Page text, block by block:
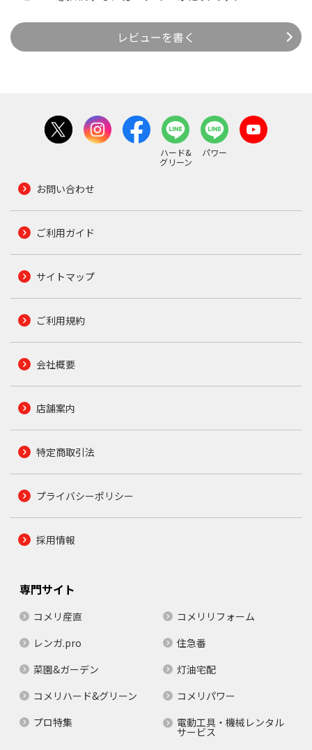
レビューを書く
ハード&
グリーン
パワー
お問い合わせ
ご利用ガイド
サイトマップ
ご利用規約
会社概要
店舗案内
特定商取引法
プライバシーポリシー
採用情報
専門サイト
コメリ産直
コメリリフォーム
レンガ.pro
住急番
菜園&ガーデン
灯油宅配
コメリハード&グリーン
コメリパワー
プロ特集
電動工具・機械レンタル
サービス